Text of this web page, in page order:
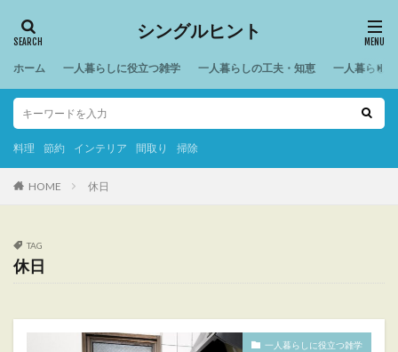
シングルヒント
ホーム 一人暮らしに役立つ雑学 一人暮らしの工夫・知恵 一人暮らし
料理 節約 インテリア 間取り 掃除
HOME 休日
TAG
休日
一人暮らしに役立つ雑学